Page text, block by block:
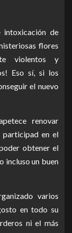
intoxicación de
flores
violentos y
Eso sí, si los
el nuevo
renovar
participad en el
obtener el
incluso un buen
varios
en todo su
ni el más